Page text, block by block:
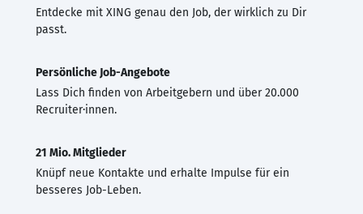
Entdecke mit XING genau den Job, der wirklich zu Dir
passt.
Persönliche Job-Angebote
Lass Dich finden von Arbeitgebern und über 20.000
Recruiter·innen.
21 Mio. Mitglieder
Knüpf neue Kontakte und erhalte Impulse für ein
besseres Job-Leben.